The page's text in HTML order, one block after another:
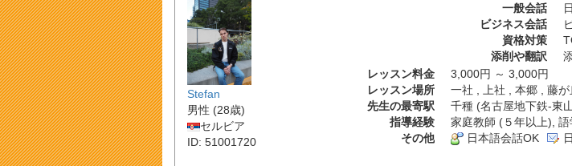
Stefan
男性 (28歳)
セルビア
ID: 51001720
一般会話
ビジネス会話
資格対策
添削や翻訳
レッスン料金
3,000円 ～ 3,000円
レッスン場所
一社 , 上社 , 本郷 , 藤が
先生の最寄駅
千種 (名古屋地下鉄-東
指導経験
家庭教師 (５年以上),
その他
日本語会話OK